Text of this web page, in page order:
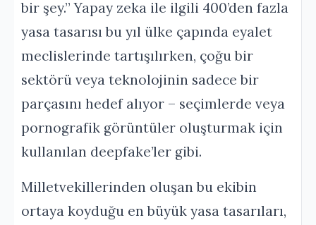
bir şey.” Yapay zeka ile ilgili 400’den fazla
yasa tasarısı bu yıl ülke çapında eyalet
meclislerinde tartışılırken, çoğu bir
sektörü veya teknolojinin sadece bir
parçasını hedef alıyor – seçimlerde veya
pornografik görüntüler oluşturmak için
kullanılan deepfake’ler gibi.
Milletvekillerinden oluşan bu ekibin
ortaya koyduğu en büyük yasa tasarıları,